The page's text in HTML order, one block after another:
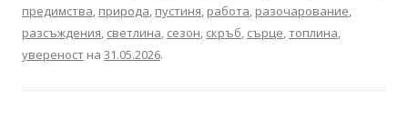
предимства, природа, пустиня, работа, разочарование,
разсъждения, светлина, сезон, скръб, сърце,топлина,
увереност на 31.05.2026.